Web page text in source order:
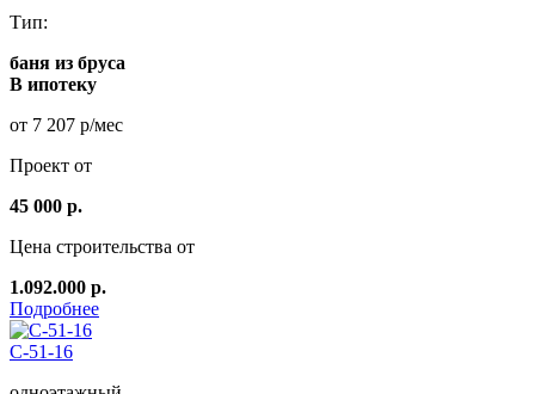
Тип:
баня из бруса
В ипотеку
от 7 207 р/мес
Проект от
45 000 р.
Цена строительства от
1.092.000 р.
Подробнее
C-51-16